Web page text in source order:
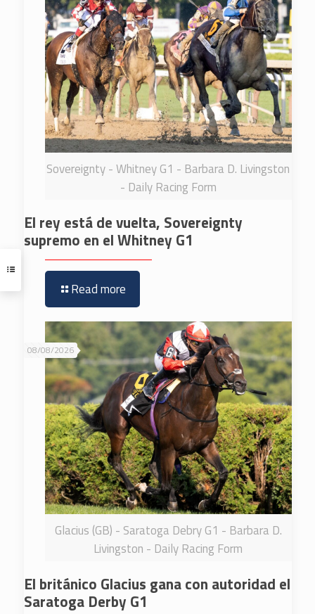
Sovereignty - Whitney G1 - Barbara D. Livingston
- Daily Racing Form
El rey está de vuelta, Sovereignty
supremo en el Whitney G1
Read more
Glacius (GB) - Saratoga Debry G1 - Barbara D.
Livingston - Daily Racing Form
08/08/2026
El británico Glacius gana con autoridad el
Saratoga Derby G1